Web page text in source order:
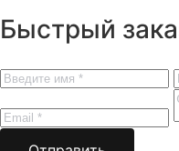
Быстрый